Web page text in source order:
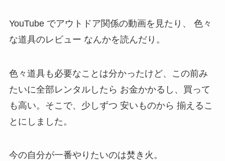
YouTube でアウトドア関係の動画を見たり、 色々
な道具のレビュー なんかを読んだり。
色々道具も必要なことは分かったけど、この前み
たいに全部レンタルしたら お金かかるし、買って
も高い。そこで、少しずつ 安いものから 揃えるこ
とにしました。
今の自分が一番やりたいのは焚き火。